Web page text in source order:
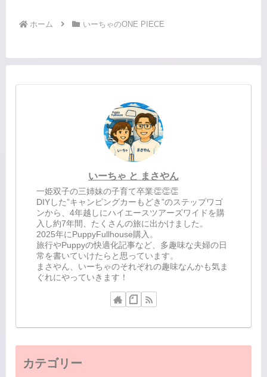
ホーム いーちゃのONE PIECE
いーちゃ と まさやん
一姫双子の三姉妹の子育て卒業👏👏👏
DIYした”キャンピングカーもどき”のステップワゴ
ンから、4年越しにハイエースツアーズワイドを購
入し約7年間、たくさんの旅に出かけました。
2025年にPuppyFullhouse購入。
旅行やPuppyの快適化記事など、多趣味な夫婦の日
常を書いていけたらと思っています。
まさやん、いーちゃのそれぞれの趣味なんかも気ま
ぐれにやっていきます！
カテゴリー